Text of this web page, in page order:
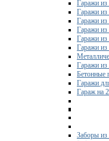
Гаражи из
Гаражи из
Гаражи из
Гаражи из
Гаражи
Гаражи из
Гаражи
Бетонные
Гаражи
Гараж на
Заборы из